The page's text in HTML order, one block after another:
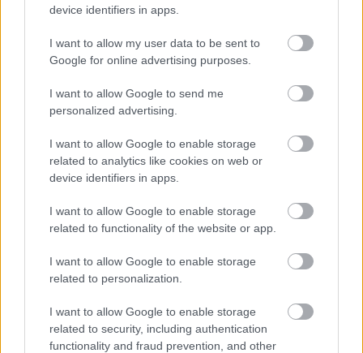
device identifiers in apps.
I want to allow my user data to be sent to
Google for online advertising purposes.
I want to allow Google to send me
personalized advertising.
I want to allow Google to enable storage
related to analytics like cookies on web or
device identifiers in apps.
I want to allow Google to enable storage
related to functionality of the website or app.
I want to allow Google to enable storage
related to personalization.
I want to allow Google to enable storage
related to security, including authentication
functionality and fraud prevention, and other
15 βιβλία που αξίζει να διαβάσεις φέτος τον
6